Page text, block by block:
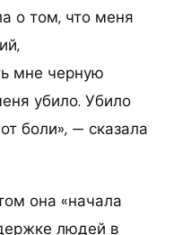
о том, что меня
мне черную
убило. Убило
боли», — сказала
она «начала
людей в